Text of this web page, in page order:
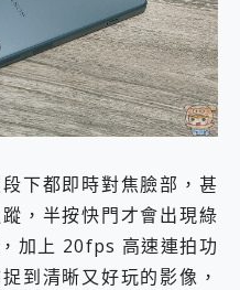
下都即時對焦臉部，甚
，半按快門才會出現綠
加上 20fps 高速連拍功
到清晰又好玩的影像，